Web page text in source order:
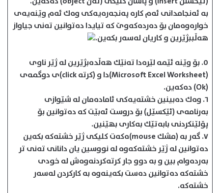
به‌ ئه‌نجامدانی ئه‌م كاره‌ په‌نجه‌ره‌یه‌كی وه‌ك ئه‌م وێنه‌یه‌ی
خواره‌وه‌مان بۆ ده‌رده‌كه‌وێ كه‌ تیایدا ده‌توانین ته‌نی جیاواز
هه‌ڵببژێرین و كاریان له‌سه‌ر بكه‌ین.
٥. بۆ وێنه‌ ئێمه‌ لێره‌دا ته‌نێك هه‌ڵده‌بژێرین له‌ ژێر ناوی
(Microsoft Excel Worksheet)دا و (كرته‌ click)ی دوگمه‌ی
(Ok) ده‌كه‌ین.
٦. وه‌ك ده‌بینین خشته‌یه‌كی ئاماده‌مان له‌ شێوازی
به‌رنامه‌ی (ئێكسێل) بۆ دروست ئه‌بێت كه‌ ده‌توانین بۆ
پۆلێنكردنی بابه‌تێك به‌كاری بهێنین.
٧. گه‌ر به‌ (مشك mouse)ه‌كه‌ت كلیكی ژێر خشته‌كه‌ بكه‌ین
ده‌توانین له‌ ژێر خشته‌كه‌وه‌ له‌ نووسین یان دانانی ته‌نی تر
به‌رده‌وام بین و به‌ دوو جار كرته‌كردنه‌وه‌ش له‌ خودی
خشته‌كه‌ ده‌توانین ده‌ست بكه‌ینه‌وه‌ به‌ كاركردن له‌سه‌ر
خشته‌كه‌.